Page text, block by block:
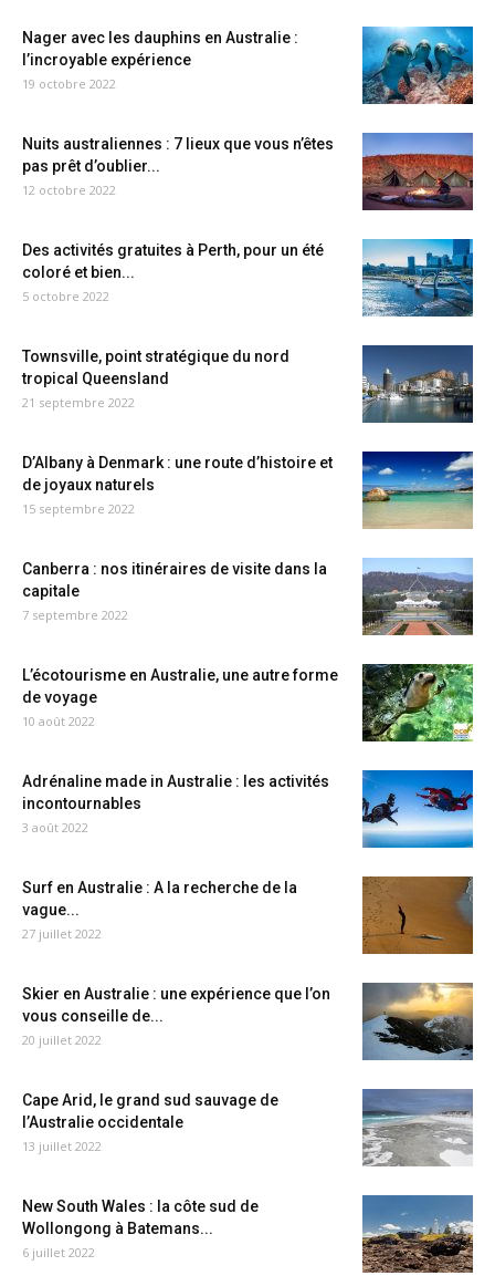
Nager avec les dauphins en Australie :
l’incroyable expérience
19 octobre 2022
Nuits australiennes : 7 lieux que vous n’êtes
pas prêt d’oublier...
12 octobre 2022
Des activités gratuites à Perth, pour un été
coloré et bien...
5 octobre 2022
Townsville, point stratégique du nord
tropical Queensland
21 septembre 2022
D’Albany à Denmark : une route d’histoire et
de joyaux naturels
15 septembre 2022
Canberra : nos itinéraires de visite dans la
capitale
7 septembre 2022
L’écotourisme en Australie, une autre forme
de voyage
10 août 2022
Adrénaline made in Australie : les activités
incontournables
3 août 2022
Surf en Australie : A la recherche de la
vague...
27 juillet 2022
Skier en Australie : une expérience que l’on
vous conseille de...
20 juillet 2022
Cape Arid, le grand sud sauvage de
l’Australie occidentale
13 juillet 2022
New South Wales : la côte sud de
Wollongong à Batemans...
6 juillet 2022